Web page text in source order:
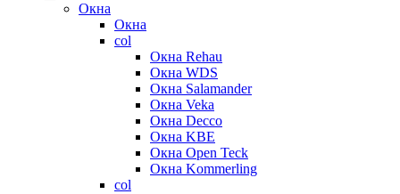
Окна
Окна
col
Окна Rehau
Окна WDS
Окна Salamander
Окна Veka
Окна Decco
Окна KBE
Окна Open Teck
Окна Kommerling
col